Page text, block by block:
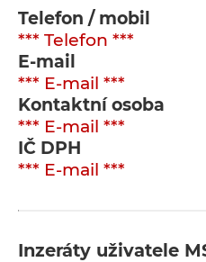
Telefon / mobil
*** Telefon ***
E-mail
*** E-mail ***
Kontaktní osoba
*** E-mail ***
IČ DPH
*** E-mail ***
Inzeráty uživatele